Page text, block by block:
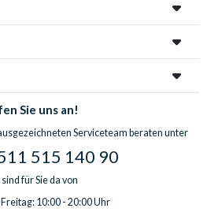
Sie uns an!
Serviceteam beraten unter
515 140 90
für Sie da von
10:00 - 20:00 Uhr